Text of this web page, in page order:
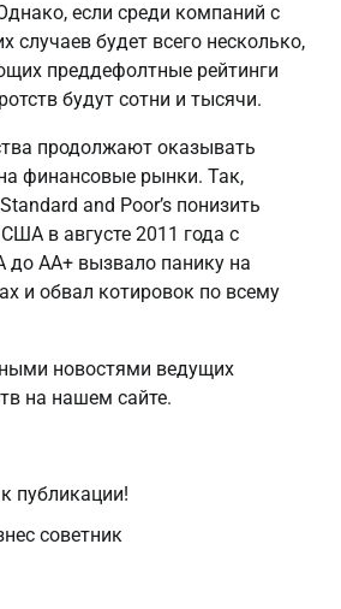
если среди компаний с
случаев будет всего несколько,
преддефолтные рейтинги
будут сотни и тысячи.
продолжают оказывать
финансовые рынки. Так,
and Poor’s понизить
в августе 2011 года с
до АА+ вызвало панику на
и обвал котировок по всему
новостями ведущих
на нашем сайте.
публикации!
советник